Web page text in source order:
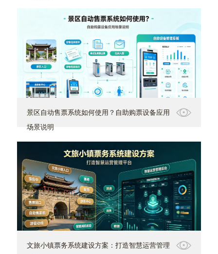
景区自动售票系统如何使用？自助购票设备应用
场景说明
文旅小镇票务系统建设方案：打造智慧运营管理